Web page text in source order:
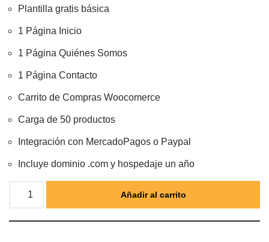
Plantilla gratis básica
1 Página Inicio
1 Página Quiénes Somos
1 Página Contacto
Carrito de Compras Woocomerce
Carga de 50 productos
Integración con MercadoPagos o Paypal
Incluye dominio .com y hospedaje un año
Añadir al carrito